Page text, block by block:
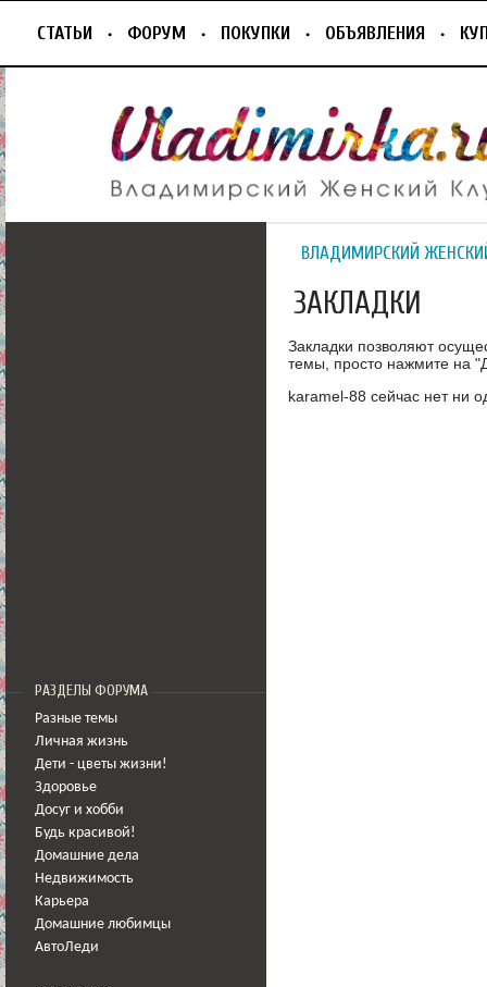
СТАТЬИ ФОРУМ ПОКУПКИ ОБЪЯВЛЕНИЯ
РАЗДЕЛЫ ФОРУМА
Разные темы
Личная жизнь
Дети - цветы жизни!
Здоровье
Досуг и хобби
Будь красивой!
Домашние дела
Недвижимость
Карьера
Домашние любимцы
АвтоЛеди
ВЛАДИМИРСКИЙ
ЗАКЛАДКИ
Закладки позволяют
темы, просто нажмите на
karamel-88 сейчас нет ни